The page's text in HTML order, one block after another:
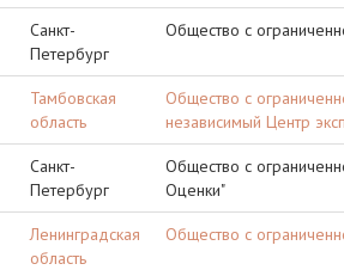
Санкт-
Петербург
Общество с
Тамбовская
область
Общество с
независимый Центр
Санкт-
Петербург
Общество с
Оценки"
Ленинградская
область
Общество с